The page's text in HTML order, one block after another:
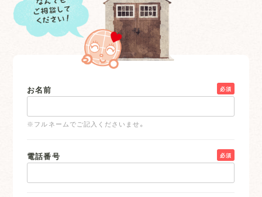
お名前 必須
※フルネームでご記入くださいませ。
電話番号 必須